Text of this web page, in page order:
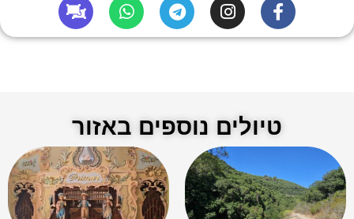
טיולים נוספים באזור